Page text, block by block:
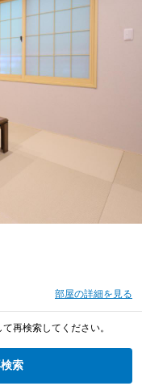
部屋の詳細を見る
再検索してください。
索